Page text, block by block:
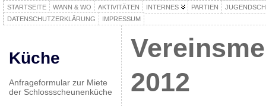
STARTSEITE WANN & WO AKTIVITÄTEN INTERNES PARTIEN
DATENSCHUTZERKLÄRUNG
IMPRESSUM
Küche
Anfrageformular zur Miete
der Schlossscheunenküche
2012